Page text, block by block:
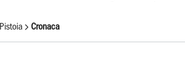
Pistoia Cronaca